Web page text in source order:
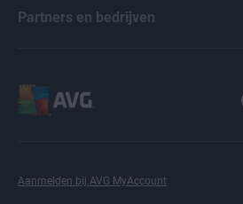
Partners en bedrijven
Aanmelden bij AVG MyAccount